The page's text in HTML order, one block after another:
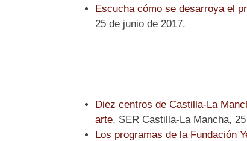
Escucha cómo se desarroya el
25 de junio de 2017.
Diez centros de Castilla-La
arte, SER Castilla-La Mancha,
Los programas de la Fundación